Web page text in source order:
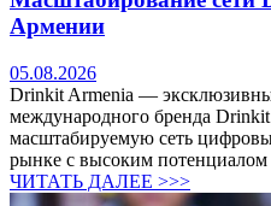
Армении
05.08.2026
Drinkit Armenia —
международного бренда
масштабируемую сеть
рынке с высоким потенциалом
ЧИТАТЬ ДАЛЕЕ >>>